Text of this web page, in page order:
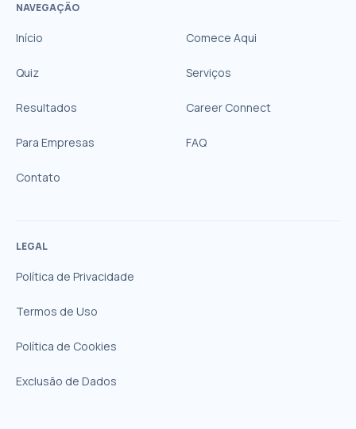
NAVEGAÇÃO
Início Comece Aqui
Quiz Serviços
Resultados Career Connect
Para Empresas FAQ
Contato
LEGAL
Política de Privacidade
Termos de Uso
Política de Cookies
Exclusão de Dados